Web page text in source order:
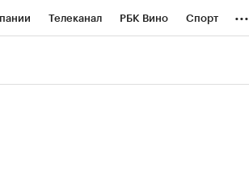
Телеканал РБК Вино Спорт ...